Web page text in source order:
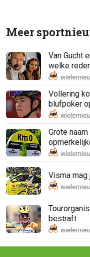
Meer
Van Gucht
welke
Vollering
blufpoker
Grote
Visma mag
bestraft